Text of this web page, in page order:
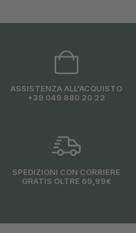
ASSISTENZA ALL'ACQUISTO
+39 049 880 20 22
SPEDIZIONI CON CORRIERE
GRATIS OLTRE 69,99€